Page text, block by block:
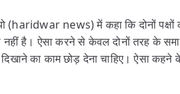
news) में कहा कि दोनों पक्षों
नहीं है। ऐसा करने से केवल दोनों तरह के
का काम छोड़ देना चाहिए। ऐसा